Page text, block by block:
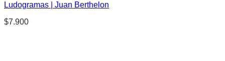
Ludogramas | Juan Berthelon
$7.900